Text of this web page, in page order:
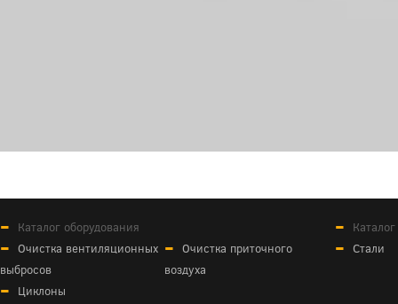
Каталог оборудования
Очистка вентиляционных
выбросов
Очистка приточного
воздуха
Циклоны
Стали